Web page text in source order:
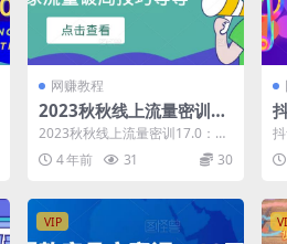
网赚教程
2023秋秋线上流量密训1
7.0：包含暴力引流10W
+中小卖家流量破局技巧等
等
2023秋秋线上流量密训17.0：包
含暴力引流10W+中小卖家流量
破局技巧等等 ...
4 年前 31 30
VIP